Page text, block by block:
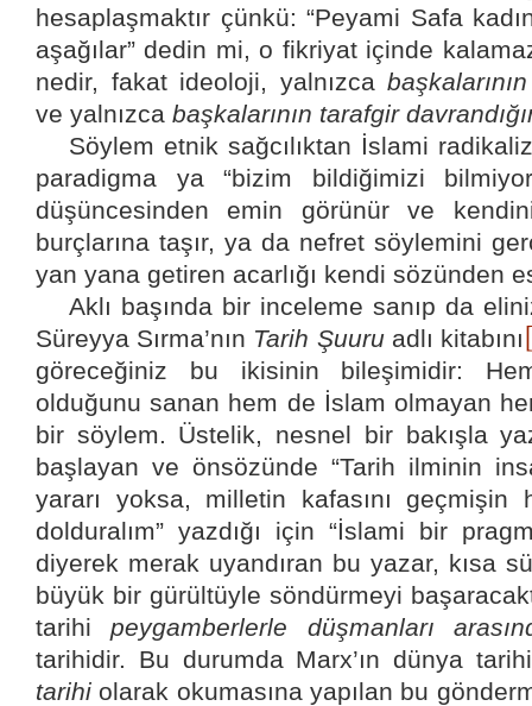
hesaplaşmaktır çünkü: “Peyami Safa
aşağılar” dedin mi, o fikriyat içinde
nedir, fakat ideoloji, yalnızca
ve yalnızca başkalarının tarafgir
Söylem etnik sağcılıktan İslami
paradigma ya “bizim bildiğimizi
düşüncesinden emin görünür ve
burçlarına taşır, ya da nefret söylemini
yan yana getiren acarlığı kendi sözünden
Aklı başında bir inceleme sanıp da
Süreyya Sırma’nın Tarih Şuuruadlı kitabını
göreceğiniz bu ikisinin bileşimidir:
olduğunu sanan hem de İslam olmayan
bir söylem. Üstelik, nesnel bir bakışla
başlayan ve önsözünde “Tarih ilminin
yararı yoksa, milletin kafasını geçmişin
dolduralım” yazdığı için “İslami bir
diyerek merak uyandıran bu yazar, kısa
büyük bir gürültüyle söndürmeyi
tarihipeygamberlerle düşmanları
tarihidir. Bu durumda Marx’ın dünya
tarihi olarak okumasına yapılan bu